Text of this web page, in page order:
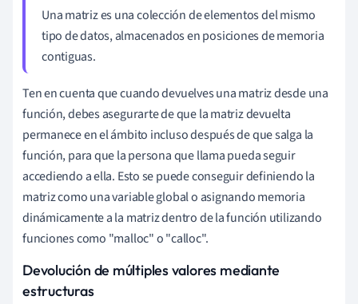
Una matriz es una colección de elementos del mismo
tipo de datos, almacenados en posiciones de memoria
contiguas.
Ten en cuenta que cuando devuelves una matriz desde una
función, debes asegurarte de que la matriz devuelta
permanece en el ámbito incluso después de que salga la
función, para que la persona que llama pueda seguir
accediendo a ella. Esto se puede conseguir definiendo la
matriz como una variable global o asignando memoria
dinámicamente a la matriz dentro de la función utilizando
funciones como "malloc" o "calloc".
Devolución de múltiples valores mediante
estructuras